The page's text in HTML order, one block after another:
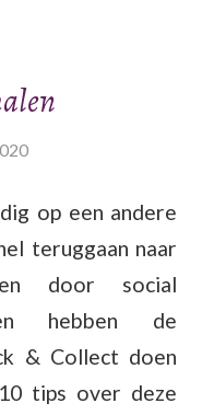
op een andere
teruggaan naar
door social
hebben de
& Collect doen
tips over deze